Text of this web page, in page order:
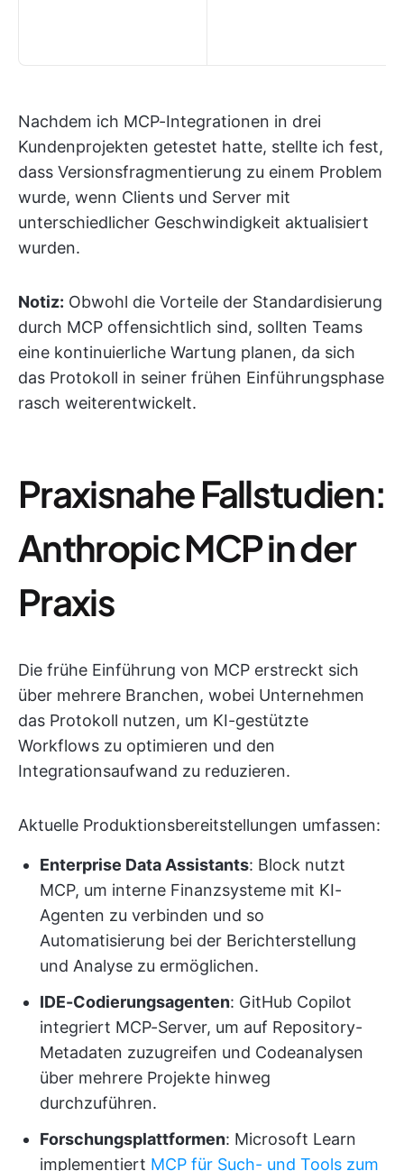
Nachdem ich MCP-Integrationen in drei
Kundenprojekten getestet hatte, stellte ich fest,
dass Versionsfragmentierung zu einem Problem
wurde, wenn Clients und Server mit
unterschiedlicher Geschwindigkeit aktualisiert
wurden.
Notiz: Obwohl die Vorteile der Standardisierung
durch MCP offensichtlich sind, sollten Teams
eine kontinuierliche Wartung planen, da sich
das Protokoll in seiner frühen Einführungsphase
rasch weiterentwickelt.
Praxisnahe Fallstudien:
Anthropic MCP in der
Praxis
Die frühe Einführung von MCP erstreckt sich
über mehrere Branchen, wobei Unternehmen
das Protokoll nutzen, um KI-gestützte
Workflows zu optimieren und den
Integrationsaufwand zu reduzieren.
Aktuelle Produktionsbereitstellungen umfassen:
Enterprise Data Assistants: Block nutzt
MCP, um interne Finanzsysteme mit KI-
Agenten zu verbinden und so
Automatisierung bei der Berichterstellung
und Analyse zu ermöglichen.
IDE-Codierungsagenten: GitHub Copilot
integriert MCP-Server, um auf Repository-
Metadaten zuzugreifen und Codeanalysen
über mehrere Projekte hinweg
durchzuführen.
Forschungsplattformen: Microsoft Learn
implementiert MCP für Such- und Tools zum